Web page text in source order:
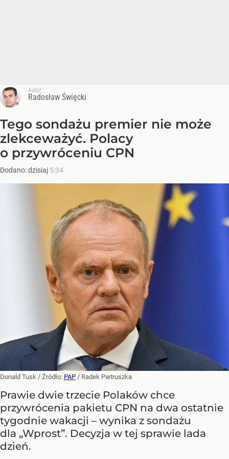
Autor:
Radosław Święcki
Tego sondażu premier nie może
zlekceważyć. Polacy
o przywróceniu CPN
Dodano:dzisiaj 5:34
Donald Tusk / Źródło: PAP / Radek Pietruszka
Prawie dwie trzecie Polaków chce
przywrócenia pakietu CPN na dwa ostatnie
tygodnie wakacji – wynika z sondażu
dla „Wprost”. Decyzja w tej sprawie lada
dzień.